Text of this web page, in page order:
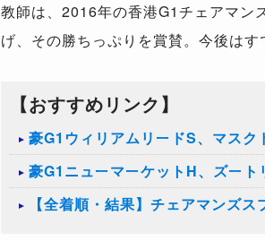
教師は、2016年の香港G1チェアマン
げ、その勝ちっぷりを賞賛。今後は
【おすすめリンク】
豪G1ウィリアムリードS、マスク
豪G1ニューマーケットH、ズート
【全着順・結果】チェアマンズス